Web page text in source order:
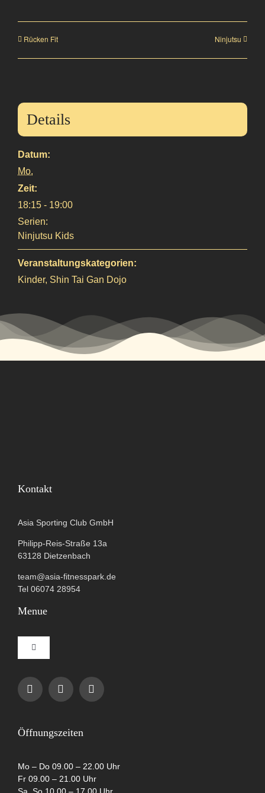
Rücken Fit Ninjutsu
Details
Datum:
Mo.
Zeit:
18:15 - 19:00
Serien:
Ninjutsu Kids
Veranstaltungskategorien:
Kinder, Shin Tai Gan Dojo
Kontakt
Asia Sporting Club GmbH
Philipp-Reis-Straße 13a
63128 Dietzenbach
team@asia-fitnesspark.de
Tel 06074 28954
Menue
Toggle
Navigation
Impressum
Öffnungszeiten
Mo – Do 09.00 – 22.00 Uhr
Fr 09.00 – 21.00 Uhr